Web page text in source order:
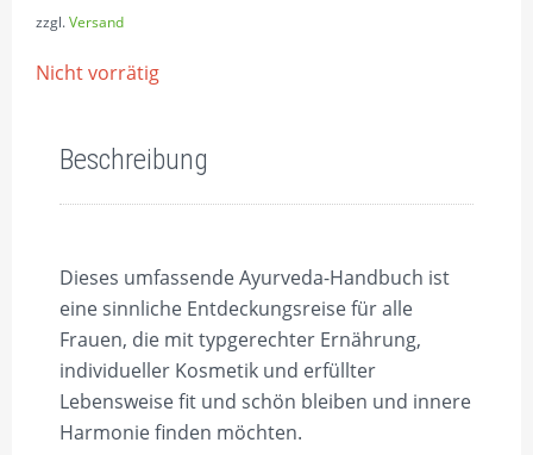
zzgl.Versand
Nicht vorrätig
Beschreibung
Dieses umfassende Ayurveda-Handbuch ist
eine sinnliche Entdeckungsreise für alle
Frauen, die mit typgerechter Ernährung,
individueller Kosmetik und erfüllter
Lebensweise fit und schön bleiben und innere
Harmonie finden möchten.